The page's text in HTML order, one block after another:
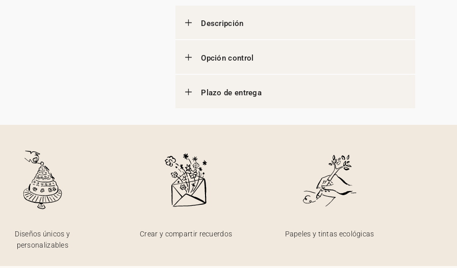
Descripción
Opción control
Plazo de entrega
Diseños únicos y
personalizables
Crear y compartir recuerdos Papeles y tintas ecológicas